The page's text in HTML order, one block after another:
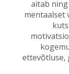
aitab
mentaalset
ettevõtluse,